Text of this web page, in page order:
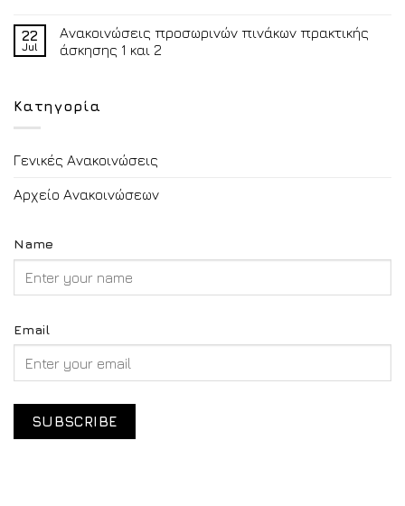
22
Jul
Ανακοινώσεις προσωρινών πινάκων πρακτικής
άσκησης 1 και 2
Κατηγορία
Γενικές Ανακοινώσεις
Αρχείο Ανακοινώσεων
Name
Email